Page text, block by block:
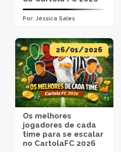
Por: Jéssica Sales
26/01/2026
Os melhores
jogadores de cada
time para se escalar
no CartolaFC 2026